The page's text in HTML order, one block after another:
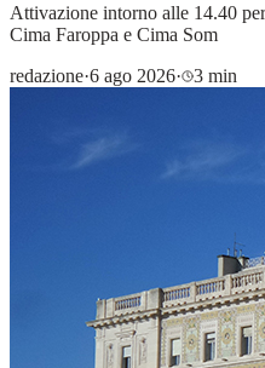
Attivazione intorno alle 14.40
Cima Faroppa e Cima Som
redazione·6 ago 2026· 3 min